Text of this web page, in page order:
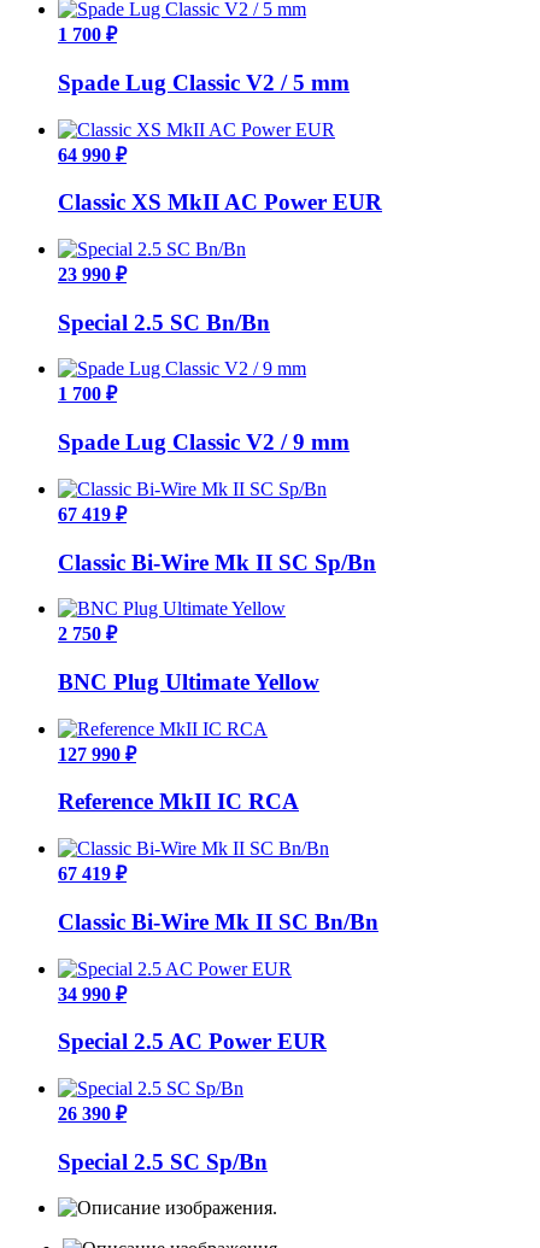
1 700 ₽
Spade Lug Classic V2 / 5 mm
64 990 ₽
Classic XS MkII AC Power EUR
23 990 ₽
Special 2.5 SС Bn/Bn
1 700 ₽
Spade Lug Classic V2 / 9 mm
67 419 ₽
Classic Bi-Wire Mk II SC Sp/Bn
2 750 ₽
BNC Plug Ultimate Yellow
127 990 ₽
Reference MkII IC RCA
67 419 ₽
Classic Bi-Wire Mk II SC Bn/Bn
34 990 ₽
Special 2.5 AC Power EUR
26 390 ₽
Special 2.5 SС Sp/Bn